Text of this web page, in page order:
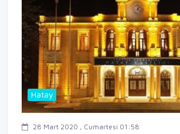
Hatay
28 Mart 2020 , Cumartesi 01:58